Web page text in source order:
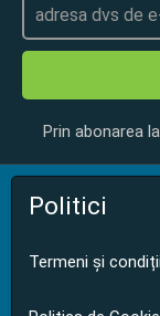
Prin abonarea
Politici
Termeni și condiții